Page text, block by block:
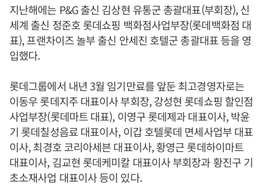
지난해에는 P&G 출신 김상현 유통군 총괄대표(부회장), 신
세계 출신 정준호 롯데쇼핑 백화점사업부장(롯데백화점 대
표), 프랜차이즈 놀부 출신 안세진 호텔군 총괄대표 등을 영
입했다.
롯데그룹에서 내년 3월 임기만료를 앞둔 최고경영자로는
이동우 롯데지주 대표이사 부회장, 강성현 롯데쇼핑 할인점
사업부장(롯데마트 대표), 이영구 롯데제과 대표이사, 박윤
기 롯데칠성음료 대표이사, 이갑 호텔롯데 면세사업부 대표
이사, 최경호 코리아세븐 대표이사, 황영근 롯데하이마트
대표이사, 김교현 롯데케미칼 대표이사 부회장과 황진구 기
초소재사업 대표이사 등이 있다.